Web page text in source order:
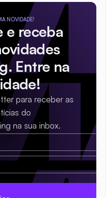
NOVIDADE!
e receba
Entre na
para receber as
do
na sua inbox.